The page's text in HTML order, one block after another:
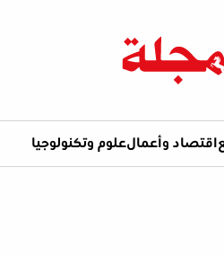
اقتصاد وأعمالعلوم وتكنولوجيا